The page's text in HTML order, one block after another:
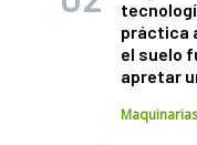
práctica
el suelo
apretar